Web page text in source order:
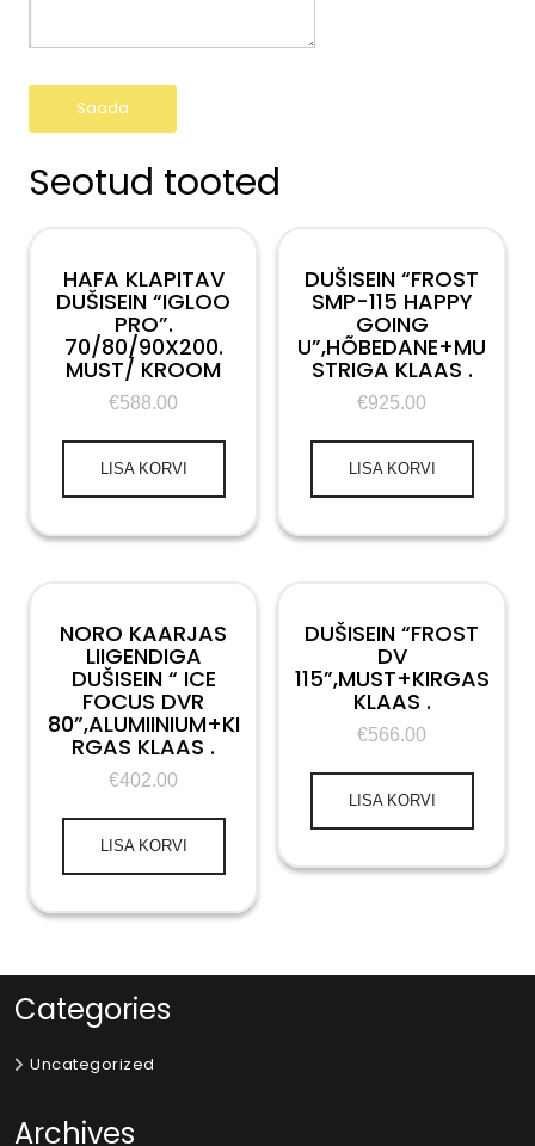
Seotud tooted
HAFA KLAPITAV
DUŠISEIN “IGLOO
PRO”.
70/80/90X200.
MUST/ KROOM
€588.00
LISA KORVI
DUŠISEIN “FROST
SMP-115 HAPPY
GOING
U”,HÕBEDANE+MU
STRIGA KLAAS .
€925.00
LISA KORVI
NORO KAARJAS
LIIGENDIGA
DUŠISEIN “ ICE
FOCUS DVR
80”,ALUMIINIUM+KI
RGAS KLAAS .
€402.00
LISA KORVI
DUŠISEIN “FROST
DV
115”,MUST+KIRGAS
KLAAS .
€566.00
LISA KORVI
Categories
Uncategorized
Archives